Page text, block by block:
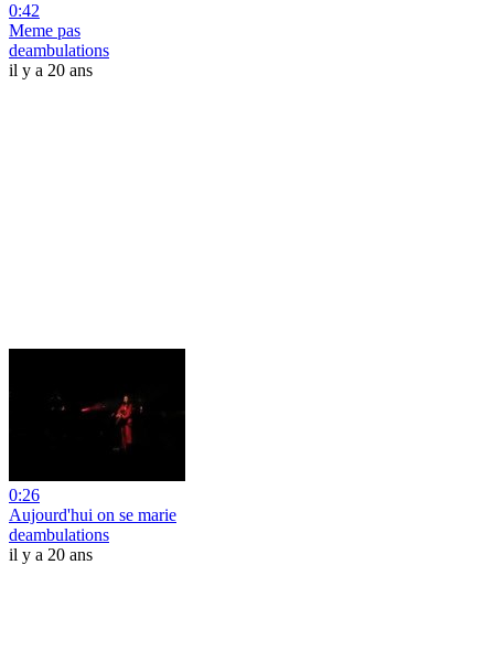
0:42
Meme pas
deambulations
il y a 20 ans
0:26
Aujourd'hui on se marie
deambulations
il y a 20 ans